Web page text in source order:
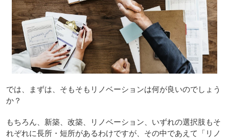
では、まずは、そもそもリノベーションは何が良いのでしょう
か？
もちろん、新築、改築、リノベーション、いずれの選択肢もそ
れぞれに長所・短所があるわけですが、その中であえて「リノ